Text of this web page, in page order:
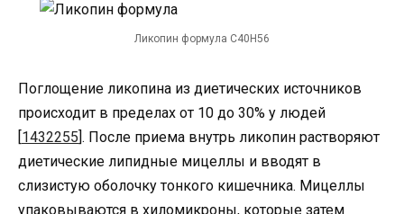
Ликопин формула C40H56
Поглощение ликопина из диетических источников
происходит в пределах от 10 до 30% у людей
1432255 ]. После приема внутрь ликопин растворяют
диетические липидные мицеллы и вводят в
слизистую оболочку тонкого кишечника. Мицеллы
упаковываются в хиломикроны, которые затем